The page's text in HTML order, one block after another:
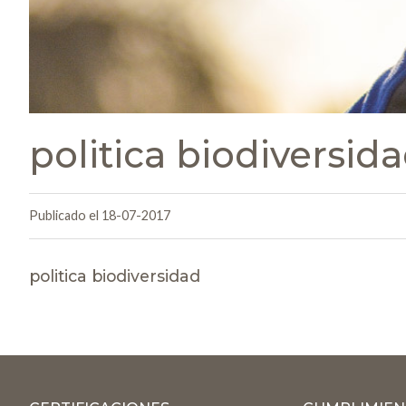
politica
Publicado el 18-07-2017
politica biodiversidad